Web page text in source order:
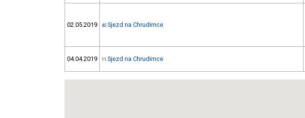
02.05.2019 40 Sjezd na Chrudimce
04.04.2019 11 Sjezd na Chrudimce